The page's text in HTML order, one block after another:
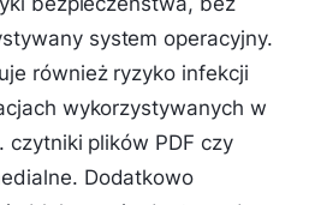
system operacyjny.
również ryzyko infekcji
wykorzystywanych w
czytniki plików PDF czy
Dodatkowo